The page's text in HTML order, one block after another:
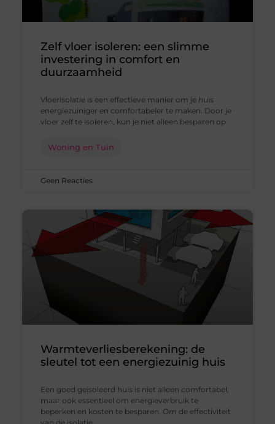
Zelf vloer isoleren: een slimme
investering in comfort en
duurzaamheid
Vloerisolatie is een effectieve manier om je huis
energiezuiniger en comfortabeler te maken. Door je
vloer zelf te isoleren, kun je niet alleen besparen op
Woning en Tuin
Geen Reacties
Warmteverliesberekening: de
sleutel tot een energiezuinig huis
Een goed geïsoleerd huis is niet alleen comfortabel,
maar ook essentieel om energieverbruik te
beperken en kosten te besparen. Om de effectiviteit